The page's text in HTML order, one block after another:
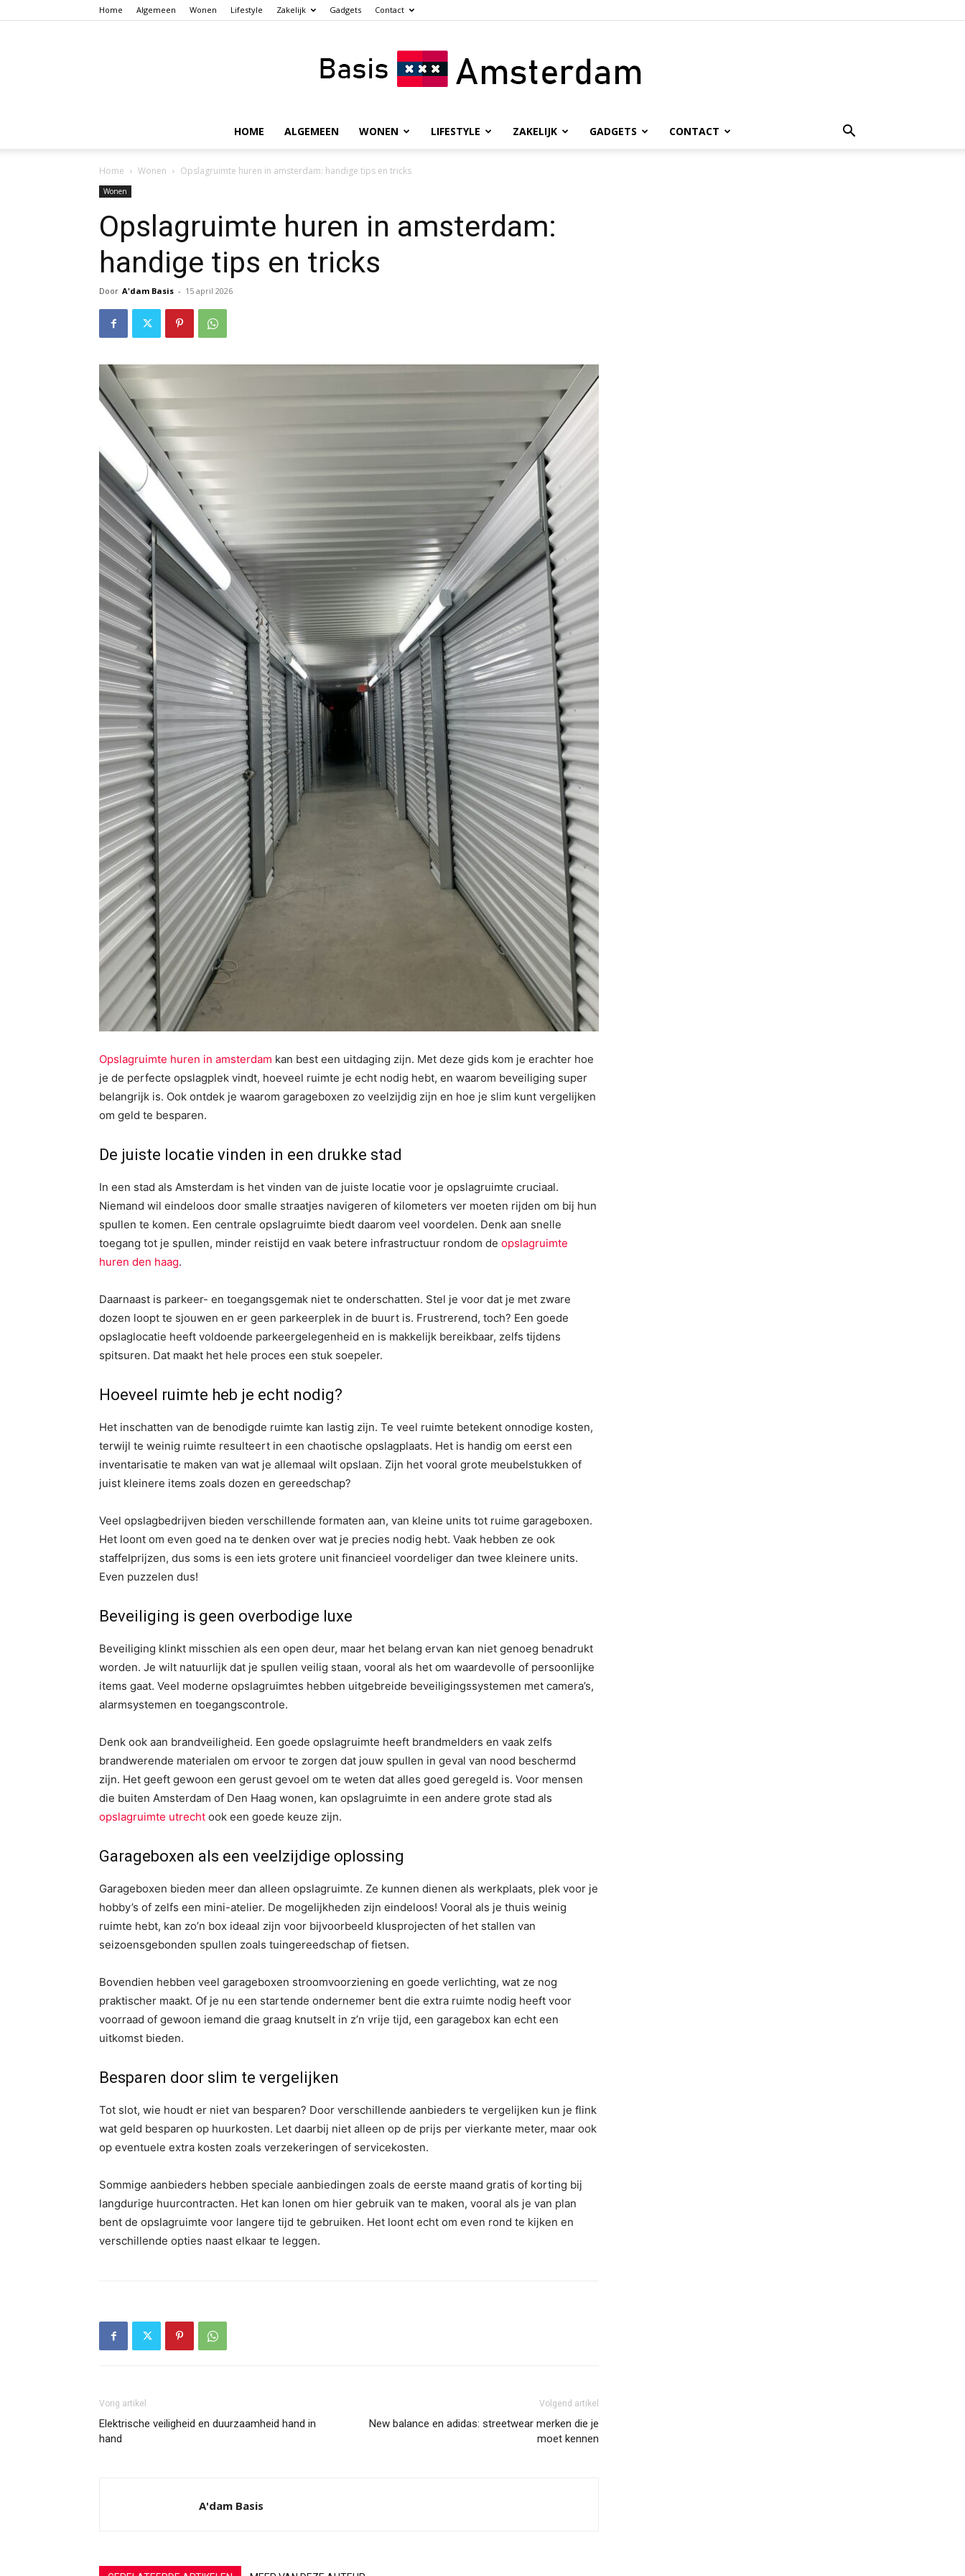
Home Algemeen Wonen Lifestyle Zakelijk Gadgets Contact
HOME ALGEMEEN WONEN LIFESTYLE ZAKELIJK GADGETS CONTACT
Home Wonen Opslagruimte huren in amsterdam: handige tips en tricks
Wonen
Opslagruimte huren in amsterdam:
handige tips en tricks
Door A'dam Basis - 15 april 2026
Opslagruimte huren in amsterdam kan best een uitdaging zijn. Met deze gids kom je erachter hoe
je de perfecte opslagplek vindt, hoeveel ruimte je echt nodig hebt, en waarom beveiliging super
belangrijk is. Ook ontdek je waarom garageboxen zo veelzijdig zijn en hoe je slim kunt vergelijken
om geld te besparen.
De juiste locatie vinden in een drukke stad
In een stad als Amsterdam is het vinden van de juiste locatie voor je opslagruimte cruciaal.
Niemand wil eindeloos door smalle straatjes navigeren of kilometers ver moeten rijden om bij hun
spullen te komen. Een centrale opslagruimte biedt daarom veel voordelen. Denk aan snelle
toegang tot je spullen, minder reistijd en vaak betere infrastructuur rondom de opslagruimte
huren den haag.
Daarnaast is parkeer- en toegangsgemak niet te onderschatten. Stel je voor dat je met zware
dozen loopt te sjouwen en er geen parkeerplek in de buurt is. Frustrerend, toch? Een goede
opslaglocatie heeft voldoende parkeergelegenheid en is makkelijk bereikbaar, zelfs tijdens
spitsuren. Dat maakt het hele proces een stuk soepeler.
Hoeveel ruimte heb je echt nodig?
Het inschatten van de benodigde ruimte kan lastig zijn. Te veel ruimte betekent onnodige kosten,
terwijl te weinig ruimte resulteert in een chaotische opslagplaats. Het is handig om eerst een
inventarisatie te maken van wat je allemaal wilt opslaan. Zijn het vooral grote meubelstukken of
juist kleinere items zoals dozen en gereedschap?
Veel opslagbedrijven bieden verschillende formaten aan, van kleine units tot ruime garageboxen.
Het loont om even goed na te denken over wat je precies nodig hebt. Vaak hebben ze ook
staffelprijzen, dus soms is een iets grotere unit financieel voordeliger dan twee kleinere units.
Even puzzelen dus!
Beveiliging is geen overbodige luxe
Beveiliging klinkt misschien als een open deur, maar het belang ervan kan niet genoeg benadrukt
worden. Je wilt natuurlijk dat je spullen veilig staan, vooral als het om waardevolle of persoonlijke
items gaat. Veel moderne opslagruimtes hebben uitgebreide beveiligingssystemen met camera’s,
alarmsystemen en toegangscontrole.
Denk ook aan brandveiligheid. Een goede opslagruimte heeft brandmelders en vaak zelfs
brandwerende materialen om ervoor te zorgen dat jouw spullen in geval van nood beschermd
zijn. Het geeft gewoon een gerust gevoel om te weten dat alles goed geregeld is. Voor mensen
die buiten Amsterdam of Den Haag wonen, kan opslagruimte in een andere grote stad als
opslagruimte utrecht ook een goede keuze zijn.
Garageboxen als een veelzijdige oplossing
Garageboxen bieden meer dan alleen opslagruimte. Ze kunnen dienen als werkplaats, plek voor je
hobby’s of zelfs een mini-atelier. De mogelijkheden zijn eindeloos! Vooral als je thuis weinig
ruimte hebt, kan zo’n box ideaal zijn voor bijvoorbeeld klusprojecten of het stallen van
seizoensgebonden spullen zoals tuingereedschap of fietsen.
Bovendien hebben veel garageboxen stroomvoorziening en goede verlichting, wat ze nog
praktischer maakt. Of je nu een startende ondernemer bent die extra ruimte nodig heeft voor
voorraad of gewoon iemand die graag knutselt in z’n vrije tijd, een garagebox kan echt een
uitkomst bieden.
Besparen door slim te vergelijken
Tot slot, wie houdt er niet van besparen? Door verschillende aanbieders te vergelijken kun je flink
wat geld besparen op huurkosten. Let daarbij niet alleen op de prijs per vierkante meter, maar ook
op eventuele extra kosten zoals verzekeringen of servicekosten.
Sommige aanbieders hebben speciale aanbiedingen zoals de eerste maand gratis of korting bij
langdurige huurcontracten. Het kan lonen om hier gebruik van te maken, vooral als je van plan
bent de opslagruimte voor langere tijd te gebruiken. Het loont echt om even rond te kijken en
verschillende opties naast elkaar te leggen.
Vorig artikel
Elektrische veiligheid en duurzaamheid hand in
hand
Volgend artikel
New balance en adidas: streetwear merken die je
moet kennen
A'dam Basis